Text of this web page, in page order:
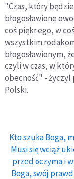
"Czas, który
błogosławione
coś pięknego, w
wszystkim
błogosławionym,
czyli w czas, w
obecność" -
Polski.
Kto szuka Boga,
Musi się wciąż
przed oczyma i
Boga, swój